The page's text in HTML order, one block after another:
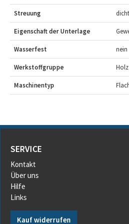
Streuung dicht
Eigenschaft der Unterlage
Wasserfest nein
Werkstoffgruppe
Maschinentyp
SERVICE
Kontakt
Über uns
Hilfe
Links
Kauf widerrufen